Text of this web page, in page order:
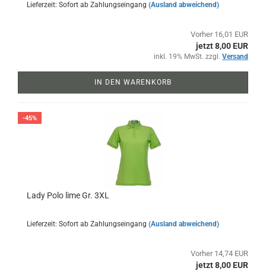
Lieferzeit: Sofort ab Zahlungseingang (Ausland abweichend)
Vorher 16,01 EUR
jetzt 8,00 EUR
inkl. 19% MwSt. zzgl. Versand
IN DEN WARENKORB
-45%
Lady Polo lime Gr. 3XL
Lieferzeit: Sofort ab Zahlungseingang (Ausland abweichend)
Vorher 14,74 EUR
jetzt 8,00 EUR